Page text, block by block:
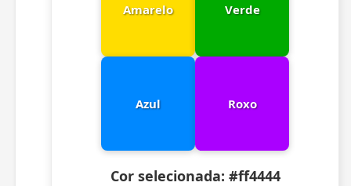
Amarelo Verde
Azul Roxo
Cor selecionada: #ff4444